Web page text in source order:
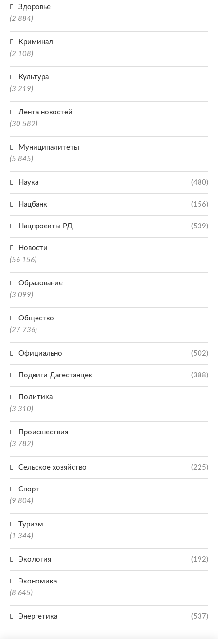
Здоровье
(2 884)
Криминал
(2 108)
Культура
(3 219)
Лента новостей
(30 582)
Муниципалитеты
(5 845)
Наука (480)
Нацбанк (156)
Нацпроекты РД (539)
Новости
(56 156)
Образование
(3 099)
Общество
(27 736)
Официально (502)
Подвиги Дагестанцев (388)
Политика
(3 310)
Происшествия
(3 782)
Сельское хозяйство (225)
Спорт
(9 804)
Туризм
(1 344)
Экология (192)
Экономика
(8 645)
Энергетика (537)